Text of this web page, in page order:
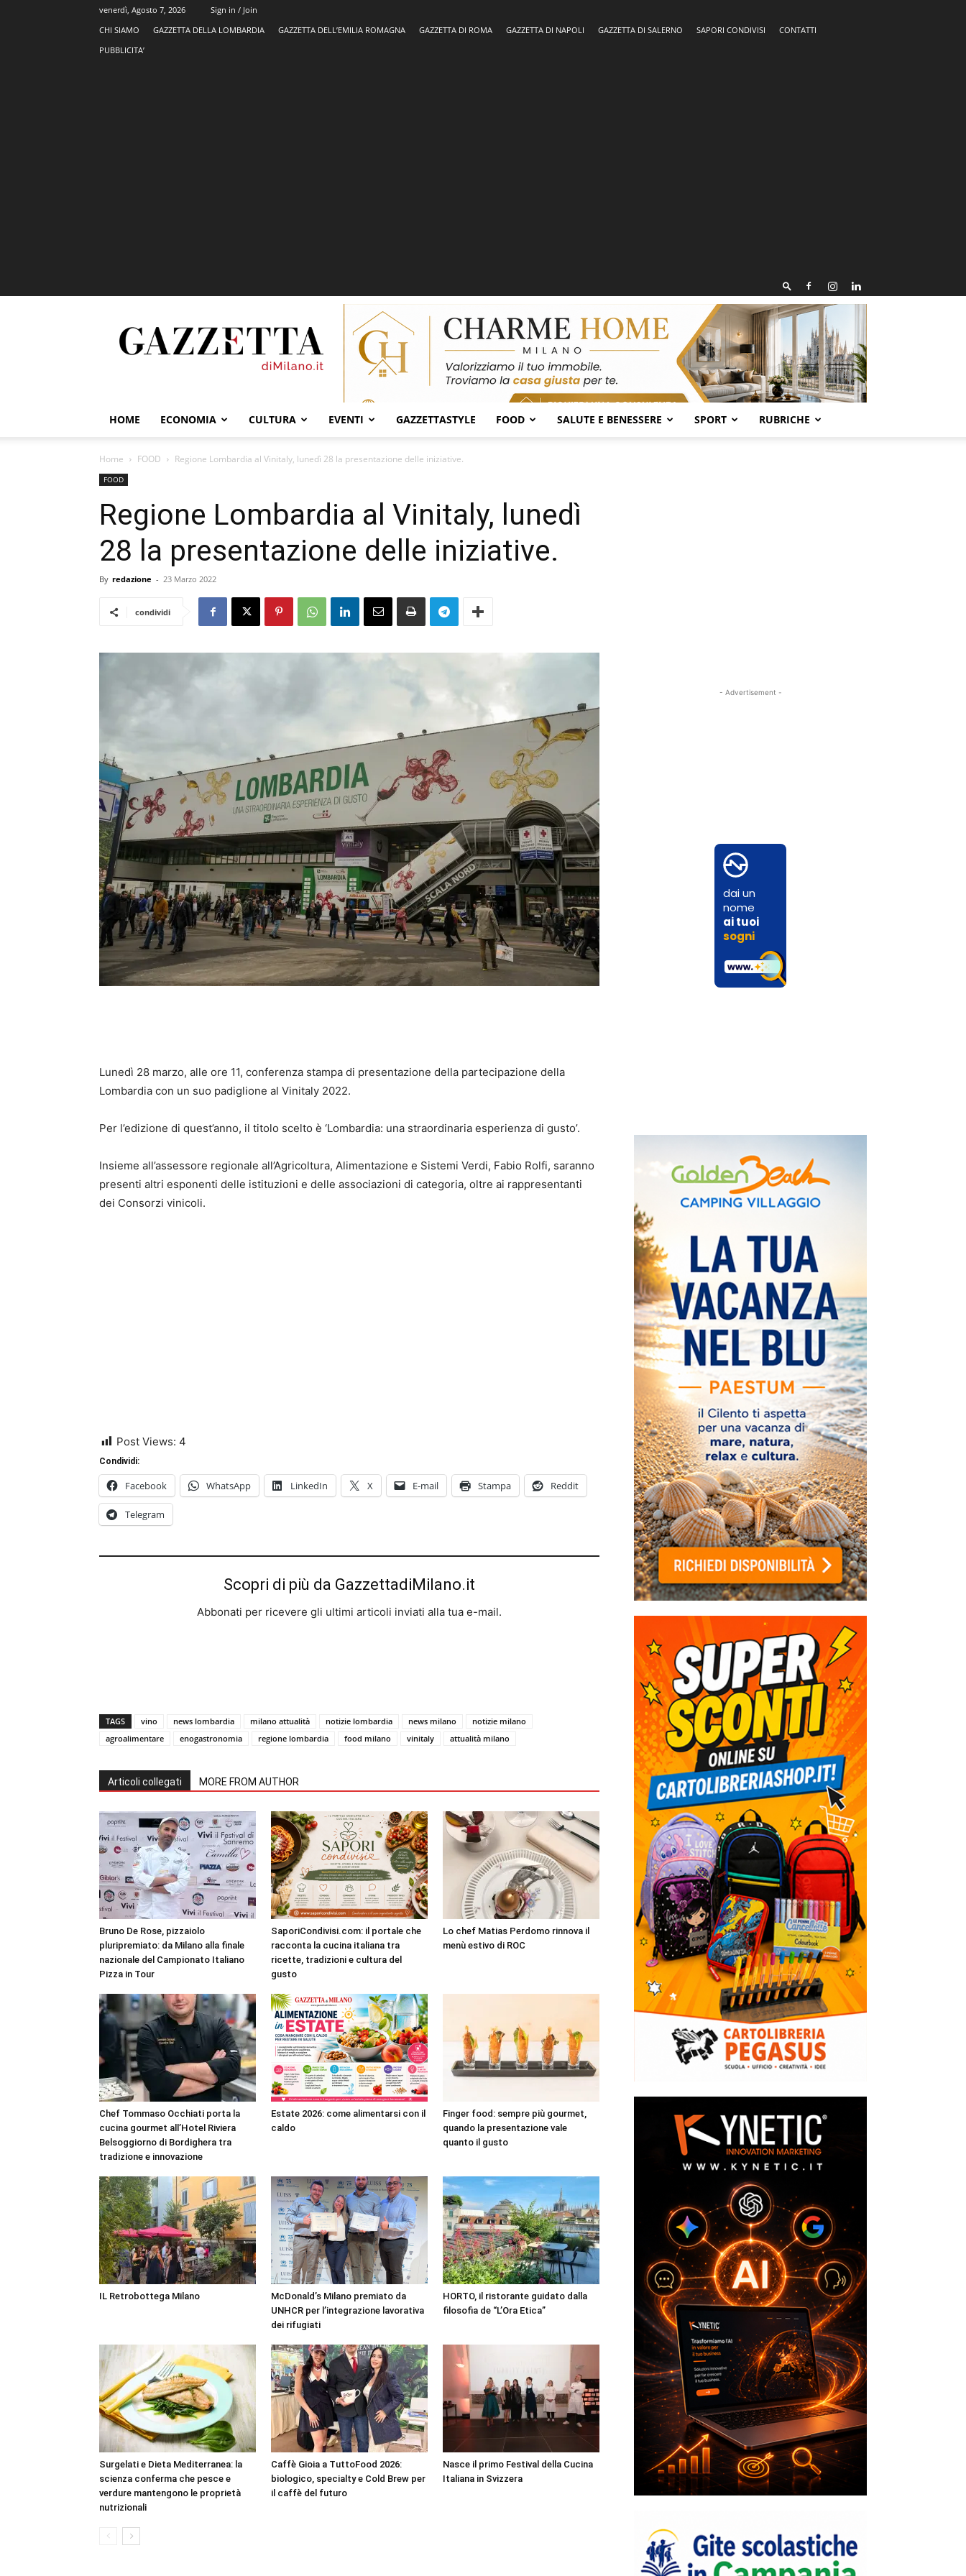
venerdì, Agosto 7, 2026
Sign in / Join
CHI SIAMO
GAZZETTA DELLA LOMBARDIA GAZZETTA DELL’EMILIA ROMAGNA GAZZETTA DI ROMA GAZZETTA DI NAPOLI GAZZETTA DI SALERNO SAPORI CONDIVISI
CONTATTI
PUBBLICITA’
HOME ECONOMIA CULTURA EVENTI GAZZETTASTYLE FOOD SALUTE E BENESSERE SPORT RUBRICHE
Home FOOD Regione Lombardia al Vinitaly, lunedì 28 la presentazione delle iniziative.
FOOD
Regione Lombardia al Vinitaly, lunedì
28 la presentazione delle iniziative.
By redazione - 23 Marzo 2022
condividi
Lunedì 28 marzo, alle ore 11, conferenza stampa di presentazione della partecipazione della
Lombardia con un suo padiglione al Vinitaly 2022.
Per l’edizione di quest’anno, il titolo scelto è ‘Lombardia: una straordinaria esperienza di gusto’.
Insieme all’assessore regionale all’Agricoltura, Alimentazione e Sistemi Verdi, Fabio Rolfi, saranno
presenti altri esponenti delle istituzioni e delle associazioni di categoria, oltre ai rappresentanti
dei Consorzi vinicoli.
Post Views: 4
Condividi:
Facebook WhatsApp LinkedIn X E-mail Stampa Reddit
Telegram
Scopri di più da GazzettadiMilano.it
Abbonati per ricevere gli ultimi articoli inviati alla tua e-mail.
TAGS vino news lombardia milano attualità notizie lombardia news milano
notizie milano
agroalimentare
enogastronomia regione lombardia food milano vinitaly attualità milano
Articoli collegati MORE FROM AUTHOR
Bruno De Rose, pizzaiolo
pluripremiato: da Milano alla finale
nazionale del Campionato Italiano
Pizza in Tour
SaporiCondivisi.com: il portale che
racconta la cucina italiana tra
ricette, tradizioni e cultura del
gusto
Lo chef Matias Perdomo rinnova il
menù estivo di ROC
Chef Tommaso Occhiati porta la
cucina gourmet all’Hotel Riviera
Belsoggiorno di Bordighera tra
tradizione e innovazione
Estate 2026: come alimentarsi con il
caldo
Finger food: sempre più gourmet,
quando la presentazione vale
quanto il gusto
IL Retrobottega Milano
McDonald’s Milano premiato da
UNHCR per l’integrazione lavorativa
dei rifugiati
HORTO, il ristorante guidato dalla
filosofia de “L’Ora Etica”
Surgelati e Dieta Mediterranea: la
scienza conferma che pesce e
verdure mantengono le proprietà
nutrizionali
Caffè Gioia a TuttoFood 2026:
biologico, specialty e Cold Brew per
il caffè del futuro
Nasce il primo Festival della Cucina
Italiana in Svizzera
- Advertisement -